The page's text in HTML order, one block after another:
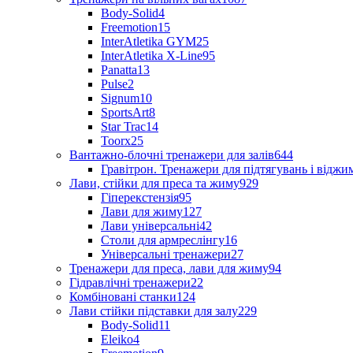
Body-Solid4
Freemotion15
InterAtletika GYM25
InterAtletika X-Line95
Panatta13
Pulse2
Signum10
SportsArt8
Star Trac14
Toorx25
Вантажно-блочні тренажери для залів644
Гравітрон. Тренажери для підтягувань і
Лави, стійки для преса та жиму929
Гіперекстензія95
Лави для жиму127
Лави універсальні42
Столи для армреслінгу16
Універсальні тренажери27
Тренажери для преса, лави для жиму94
Гідравлічні тренажери22
Комбіновані станки124
Лави стійки підставки для залу229
Body-Solid11
Eleiko4